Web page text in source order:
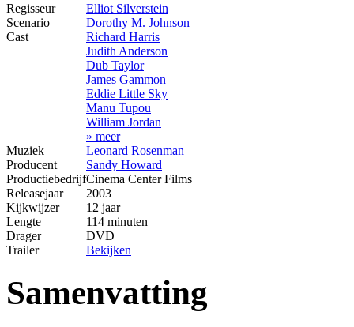
Regisseur
Elliot Silverstein
Scenario
Dorothy M. Johnson
Cast
Richard Harris
Judith Anderson
Dub Taylor
James Gammon
Eddie Little Sky
Manu Tupou
William Jordan
» meer
Muziek
Leonard Rosenman
Producent
Sandy Howard
ProductiebedrijfCinema Center Films
Releasejaar
2003
Kijkwijzer
12 jaar
Lengte
114 minuten
Drager
DVD
Trailer
Bekijken
Samenvatting